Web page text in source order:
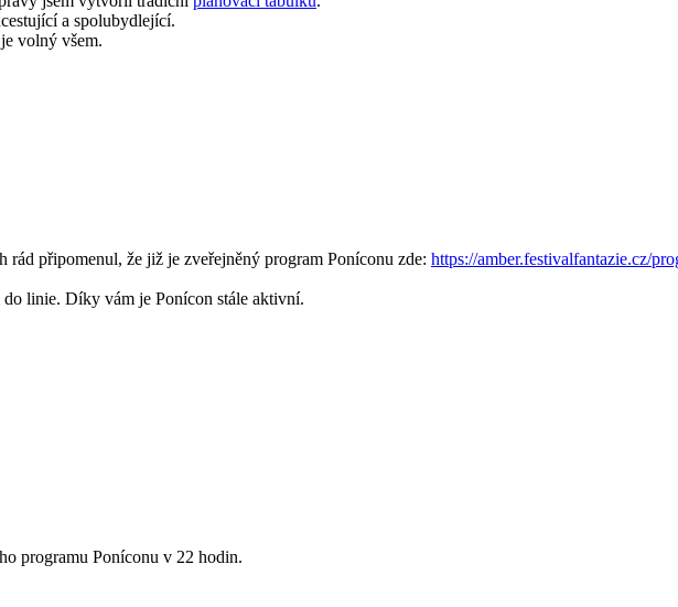
a spolubydlející.
volný všem.
rád připomenul, že již je zveřejněný program Poníconu zde: https://amber.festivalfantazie.cz/
linie. Díky vám je Ponícon stále aktivní.
programu Poníconu v 22 hodin.